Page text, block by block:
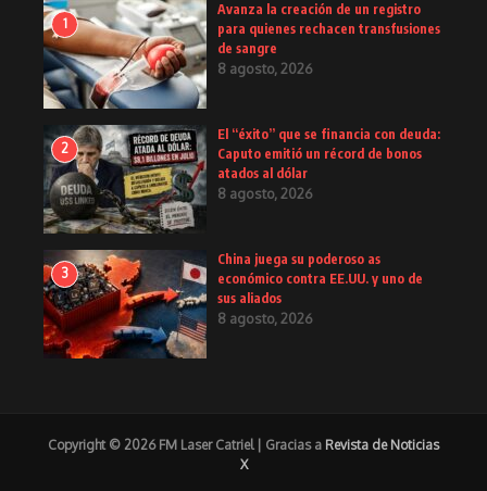
1
Avanza la creación de un registro
para quienes rechacen transfusiones
de sangre
8 agosto, 2026
2
El “éxito” que se financia con deuda:
Caputo emitió un récord de bonos
atados al dólar
8 agosto, 2026
3
China juega su poderoso as
económico contra EE.UU. y uno de
sus aliados
8 agosto, 2026
Copyright © 2026 FM Laser Catriel | Gracias a Revista de Noticias
X